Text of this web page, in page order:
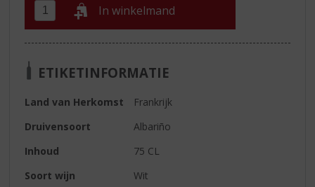
In winkelmand
ETIKETINFORMATIE
Land van Herkomst
Frankrijk
Druivensoort
Albariño
Inhoud
75 CL
Soort wijn
Wit